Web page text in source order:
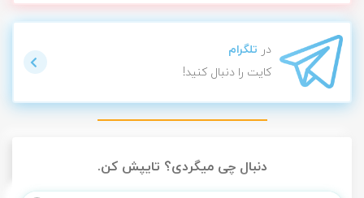
در تلگرام
کایت را دنبال کنید!
دنبال چی میگردی؟ تایپش کن.